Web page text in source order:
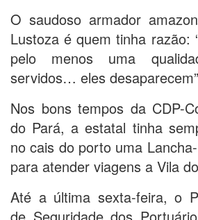
O saudoso armador
Lustoza é quem tinha razão:
pelo menos uma
servidos… eles
Nos bons tempos da CDP-
do Pará, a estatal tinha
no cais do porto uma
para atender viagens a Vila
Até a última sexta-feira, o